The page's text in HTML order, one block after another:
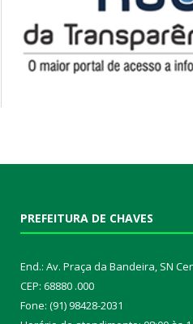
PREFEITURA DE CHAVES
End.: Av. Praça da Bandeira, SN
CEP: 68880 .000
Fone: (91) 98428-2031